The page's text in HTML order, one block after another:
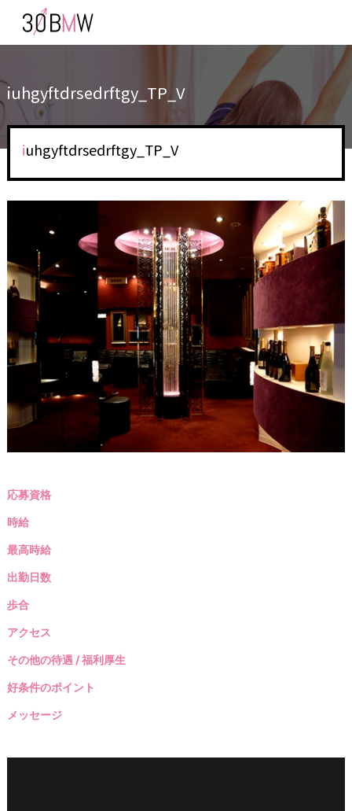
iuhgyftdrsedrftgy_TP_V
iuhgyftdrsedrftgy_TP_V
応募資格
時給
最高時給
出勤日数
歩合
アクセス
その他の待遇 / 福利厚生
好条件のポイント
メッセージ